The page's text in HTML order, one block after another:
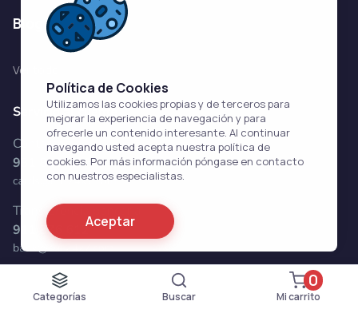
Categorías Buscar Mi carrito
0
Ver todo
formas de envio
Política de Cookies
Utilizamos las cookies propias y de terceros para
mejorar la experiencia de navegación y para
ofrecerle un contenido interesante. Al continuar
navegando usted acepta nuestra política de
cookies. Por más información póngase en contacto
con nuestros especialistas.
Aceptar